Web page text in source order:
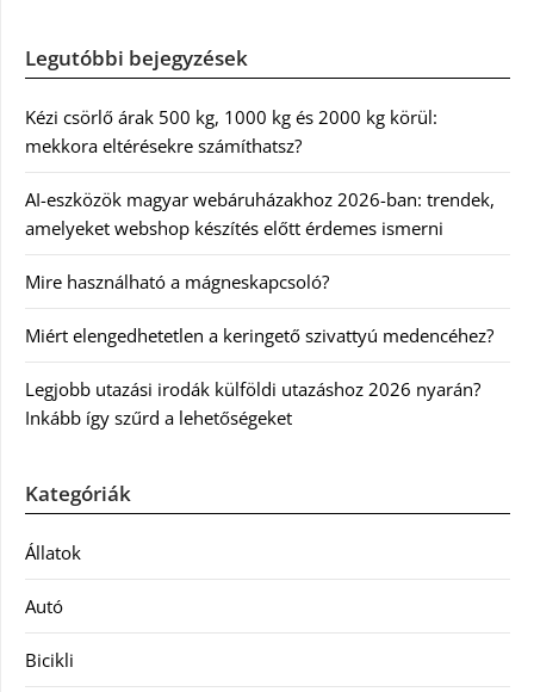
Legutóbbi bejegyzések
Kézi csörlő árak 500 kg, 1000 kg és 2000 kg körül:
mekkora eltérésekre számíthatsz?
AI-eszközök magyar webáruházakhoz 2026-ban: trendek,
amelyeket webshop készítés előtt érdemes ismerni
Mire használható a mágneskapcsoló?
Miért elengedhetetlen a keringető szivattyú medencéhez?
Legjobb utazási irodák külföldi utazáshoz 2026 nyarán?
Inkább így szűrd a lehetőségeket
Kategóriák
Állatok
Autó
Bicikli